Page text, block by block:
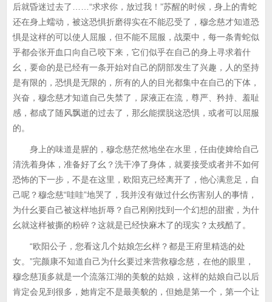
后就昏迷过去了……“求求你，放过我！”苏醒的时候，身上的青蛇
还在身上蠕动，被这恐惧折磨得实在不能忍受了，穆念慈才知道恐
惧是这样的可以使人屈服，但不能不屈服，战栗中，每一条青蛇似
乎都会张开血口向自己咬下来，它们似乎在自己的身上寻求着什
幺，要命的是已经有一条开始对自己的阴部发生了兴趣，人的坚持
是有限的，恐惧是无限的，所有的人的目光都集中在自己的下体，
兴奋，穆念慈才知道自己失禁了，尿液正在流，尊严、矜持、羞耻
感，都成了随风飘逝的过去了，那幺能摆脱这恐惧，或者可以屈服
的。
身上的味道是腥的，穆念慈茫然地坐在水里，任由使婢给自己
清洗着身体，准备好了幺？洗干净了身体，就要接受或者并不如何
恐怖的下一步，不是在这里，欧阳克已经离开了，他心满意足，自
己呢？穆念慈“哇哇”地哭了，我并没有做过什幺伤害别人的事情，
为什幺要自己被这样地折辱？自己刚刚找到一个幻想的甜蜜，为什
幺就这样被撕的粉碎？这就是已经快麻木了的现实？太残酷了。
“欧阳公子，您看这几个姑娘怎幺样？都是王府里精选的处
女。”完颜康不知道自己为什幺要过来营救穆念慈，在他的眼里，
穆念慈顶多就是一个流落江湖的美貌的姑娘，这样的姑娘自己以后
肯定会见到很多，她肯定不是最美貌的，但她是第一个，第一个让